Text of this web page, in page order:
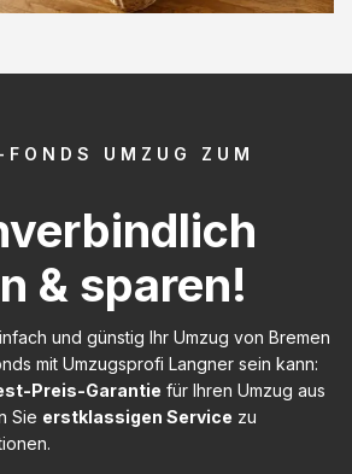
UMZUG ZUM
& sparen!
und günstig Ihr Umzug von Bremen
mit Umzugsprofi Langner sein kann:
Preis-Garantie für Ihren Umzug aus
Sie erstklassigen Service zu